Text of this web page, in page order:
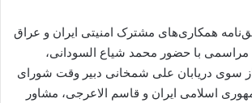
همکاری‌های مشترک امنیتی ایران و عراق
۱۴۰۱ طی مراسمی با حضور محمد شیاع السودانی،
سوی دریابان علی شمخانی دبیر وقت شورای
اسلامی ایران و قاسم الاعرجی، مشاور